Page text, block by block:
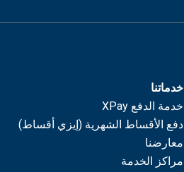
خدماتنا
خدمة الدفع XPay
دفع الأقساط الشهرية (إيزي أقساط)
معارضنا
مراكز الخدمة